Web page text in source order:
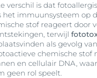
verschil is dat
het immuunsysteem op
stof reageert door
terwijl
als gevolg
chemische stof
en cellulair DNA,
geen rol speelt.